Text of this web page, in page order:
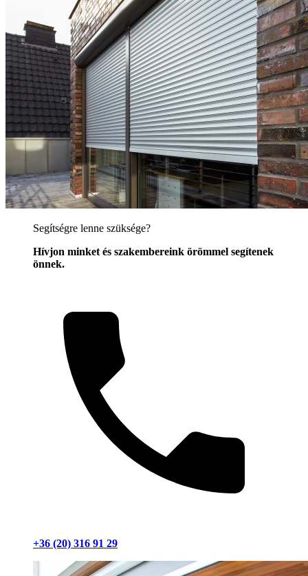
Segítségre lenne szüksége?
Hívjon minket és szakembereink örömmel segítenek
önnek.
+36 (20) 316 91 29